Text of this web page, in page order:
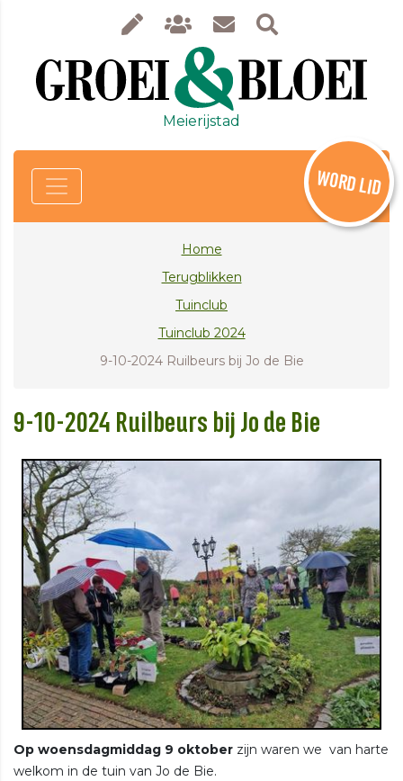
Meierijstad
WORD LID
Home
Terugblikken
Tuinclub
Tuinclub 2024
9-10-2024 Ruilbeurs bij Jo de Bie
9-10-2024 Ruilbeurs bij Jo de Bie
Op woensdagmiddag 9 oktober zijn waren we van harte
welkom in de tuin van Jo de Bie.